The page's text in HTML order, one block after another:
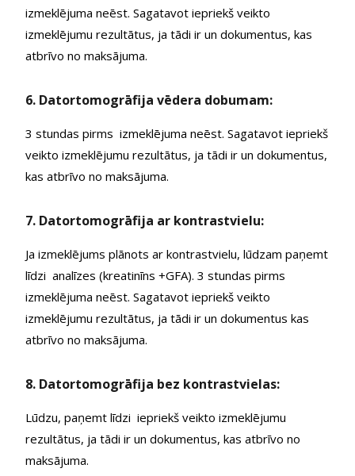
izmeklējuma neēst. Sagatavot iepriekš veikto
izmeklējumu rezultātus, ja tādi ir un dokumentus, kas
atbrīvo no maksājuma.
6. Datortomogrāfija vēdera dobumam:
3 stundas pirms izmeklējuma neēst. Sagatavot iepriekš
veikto izmeklējumu rezultātus, ja tādi ir un dokumentus,
kas atbrīvo no maksājuma.
7. Datortomogrāfija ar kontrastvielu:
Ja izmeklējums plānots ar kontrastvielu, lūdzam paņemt
līdzi analīzes (kreatinīns +GFA). 3 stundas pirms
izmeklējuma neēst. Sagatavot iepriekš veikto
izmeklējumu rezultātus, ja tādi ir un dokumentus kas
atbrīvo no maksājuma.
8. Datortomogrāfija bez kontrastvielas:
Lūdzu, paņemt līdzi iepriekš veikto izmeklējumu
rezultātus, ja tādi ir un dokumentus, kas atbrīvo no
maksājuma.